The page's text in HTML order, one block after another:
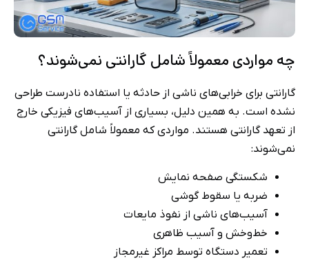
چه مواردی معمولاً شامل گارانتی نمی‌شوند؟
گارانتی برای خرابی‌های ناشی از حادثه یا استفاده نادرست طراحی
نشده است. به همین دلیل، بسیاری از آسیب‌های فیزیکی خارج
از تعهد گارانتی هستند. مواردی که معمولاً شامل گارانتی
نمی‌شوند:
شکستگی صفحه نمایش
ضربه یا سقوط گوشی
آسیب‌های ناشی از نفوذ مایعات
خط‌وخش و آسیب ظاهری
تعمیر دستگاه توسط مراکز غیرمجاز